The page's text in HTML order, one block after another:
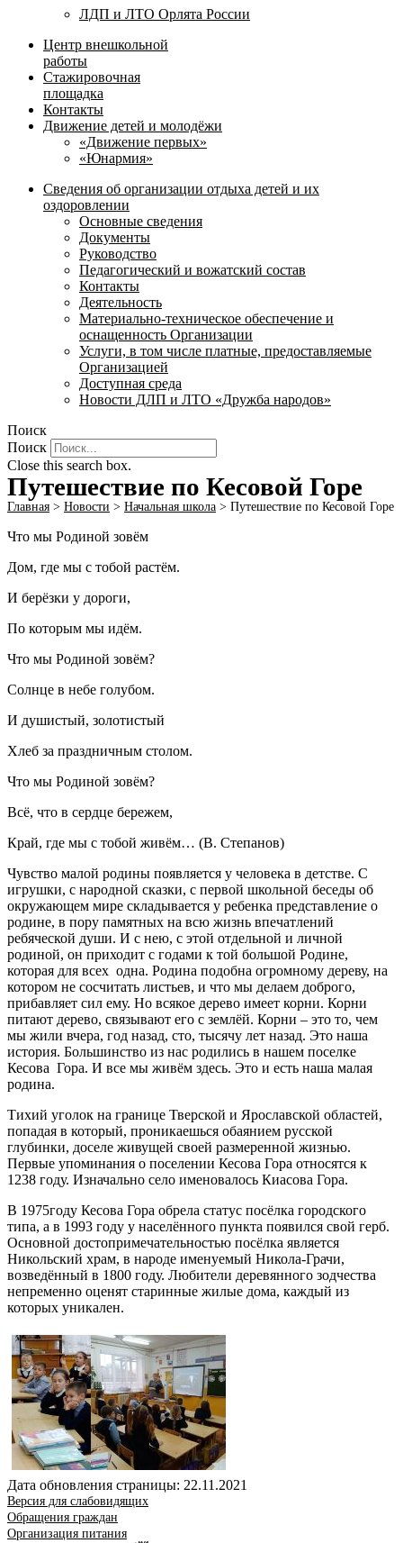
ЛДП и ЛТО Орлята России
Центр внешкольной
работы
Стажировочная
площадка
Контакты
Движение детей и молодёжи
«Движение первых»
«Юнармия»
Сведения об организации отдыха детей и их
оздоровлении
Основные сведения
Документы
Руководство
Педагогический и вожатский состав
Контакты
Деятельность
Материально-техническое обеспечение и
оснащенность Организации
Услуги, в том числе платные, предоставляемые
Организацией
Доступная среда
Новости ДЛП и ЛТО «Дружба народов»
Поиск
Поиск
Close this search box.
Путешествие по Кесовой Горе
Главная > Новости > Начальная школа > Путешествие по Кесовой Горе
Что мы Родиной зовём
Дом, где мы с тобой растём.
И берёзки у дороги,
По которым мы идём.
Что мы Родиной зовём?
Солнце в небе голубом.
И душистый, золотистый
Хлеб за праздничным столом.
Что мы Родиной зовём?
Всё, что в сердце бережем,
Край, где мы с тобой живём… (В. Степанов)
Чувство малой родины появляется у человека в детстве. С
игрушки, с народной сказки, с первой школьной беседы об
окружающем мире складывается у ребенка представление о
родине, в пору памятных на всю жизнь впечатлений
ребяческой души. И с нею, с этой отдельной и личной
родиной, он приходит с годами к той большой Родине,
которая для всех одна. Родина подобна огромному дереву, на
котором не сосчитать листьев, и что мы делаем доброго,
прибавляет сил ему. Но всякое дерево имеет корни. Корни
питают дерево, связывают его с землёй. Корни – это то, чем
мы жили вчера, год назад, сто, тысячу лет назад. Это наша
история. Большинство из нас родились в нашем поселке
Кесова Гора. И все мы живём здесь. Это и есть наша малая
родина.
Тихий уголок на границе Тверской и Ярославской областей,
попадая в который, проникаешься обаянием русской
глубинки, доселе живущей своей размеренной жизнью.
Первые упоминания о поселении Кесова Гора относятся к
1238 году. Изначально село именовалось Киасова Гора.
В 1975году Кесова Гора обрела статус посёлка городского
типа, а в 1993 году у населённого пункта появился свой герб.
Основной достопримечательностью посёлка является
Никольский храм, в народе именуемый Никола-Грачи,
возведённый в 1800 году. Любители деревянного зодчества
непременно оценят старинные жилые дома, каждый из
которых уникален.
Дата обновления страницы: 22.11.2021
Версия для слабовидящих
Обращения граждан
Организация питания